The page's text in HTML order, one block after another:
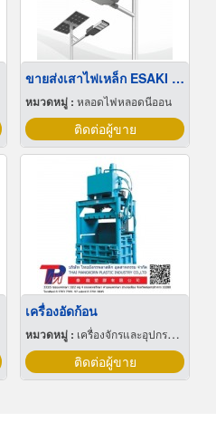
ขายส่งเสาไฟเหล็ก ESAKI ราคา
หมวดหมู่ : หลอดไฟหลอดนีออน
ติดต่อผู้ขาย
เครื่องอัดก้อน
หมวดหมู่ : เครื่องจักรและอุปกรณ์ผลิตพลาสติก
ติดต่อผู้ขาย